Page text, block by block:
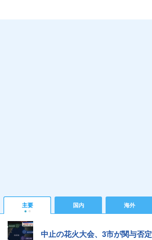
主要 国内 海外
中止の花火大会、3市が関与否定